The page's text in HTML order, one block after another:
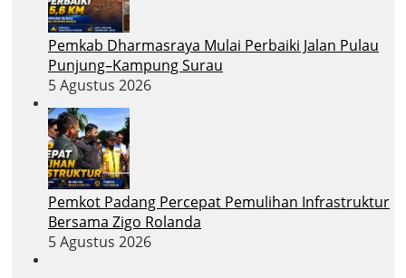
Pemkab Dharmasraya Mulai Perbaiki Jalan Pulau
Punjung–Kampung Surau
5 Agustus 2026
Pemkot Padang Percepat Pemulihan Infrastruktur
Bersama Zigo Rolanda
5 Agustus 2026